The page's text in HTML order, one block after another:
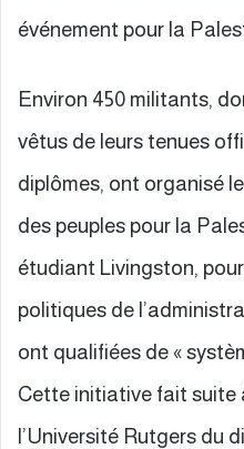
événement pour la
Environ 450 militants,
vêtus de leurs tenues
diplômes, ont organisé
des peuples pour la
étudiant Livingston,
politiques de
ont qualifiées de «
Cette initiative fait suite
l’Université Rutgers du